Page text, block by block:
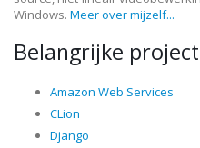
Windows. Meer over mijzelf...
Belangrijke
Amazon Web Services
CLion
Django